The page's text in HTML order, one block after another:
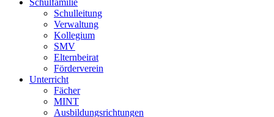
Schulfamilie
Schulleitung
Verwaltung
Kollegium
SMV
Elternbeirat
Förderverein
Unterricht
Fächer
MINT
Ausbildungsrichtungen